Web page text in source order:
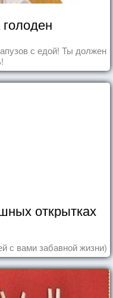
с едой! Ты должен
открытках
с вами забавной жизни)